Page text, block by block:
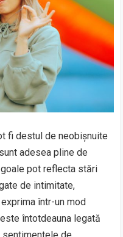
fi destul de neobișnuite
adesea pline de
pot reflecta stări
de intimitate,
într-un mod
întotdeauna legată
de